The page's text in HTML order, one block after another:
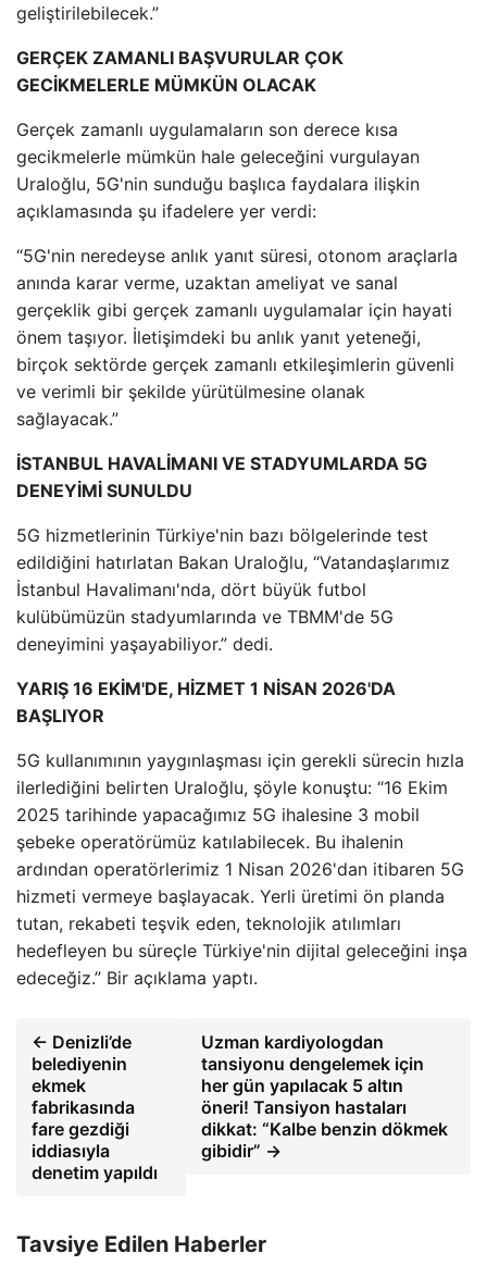
geliştirilebilecek.”
GERÇEK ZAMANLI BAŞVURULAR ÇOK
GECİKMELERLE MÜMKÜN OLACAK
Gerçek zamanlı uygulamaların son derece kısa
gecikmelerle mümkün hale geleceğini vurgulayan
Uraloğlu, 5G'nin sunduğu başlıca faydalara ilişkin
açıklamasında şu ifadelere yer verdi:
“5G'nin neredeyse anlık yanıt süresi, otonom araçlarla
anında karar verme, uzaktan ameliyat ve sanal
gerçeklik gibi gerçek zamanlı uygulamalar için hayati
önem taşıyor. İletişimdeki bu anlık yanıt yeteneği,
birçok sektörde gerçek zamanlı etkileşimlerin güvenli
ve verimli bir şekilde yürütülmesine olanak
sağlayacak.”
İSTANBUL HAVALİMANI VE STADYUMLARDA 5G
DENEYİMİ SUNULDU
5G hizmetlerinin Türkiye'nin bazı bölgelerinde test
edildiğini hatırlatan Bakan Uraloğlu, “Vatandaşlarımız
İstanbul Havalimanı'nda, dört büyük futbol
kulübümüzün stadyumlarında ve TBMM'de 5G
deneyimini yaşayabiliyor.” dedi.
YARIŞ 16 EKİM'DE, HİZMET 1 NİSAN 2026'DA
BAŞLIYOR
5G kullanımının yaygınlaşması için gerekli sürecin hızla
ilerlediğini belirten Uraloğlu, şöyle konuştu: “16 Ekim
2025 tarihinde yapacağımız 5G ihalesine 3 mobil
şebeke operatörümüz katılabilecek. Bu ihalenin
ardından operatörlerimiz 1 Nisan 2026'dan itibaren 5G
hizmeti vermeye başlayacak. Yerli üretimi ön planda
tutan, rekabeti teşvik eden, teknolojik atılımları
hedefleyen bu süreçle Türkiye'nin dijital geleceğini inşa
edeceğiz.” Bir açıklama yaptı.
← Denizli’de
belediyenin
ekmek
fabrikasında
fare gezdiği
iddiasıyla
denetim yapıldı
Uzman kardiyologdan
tansiyonu dengelemek için
her gün yapılacak 5 altın
öneri! Tansiyon hastaları
dikkat: “Kalbe benzin dökmek
gibidir” →
Tavsiye Edilen Haberler